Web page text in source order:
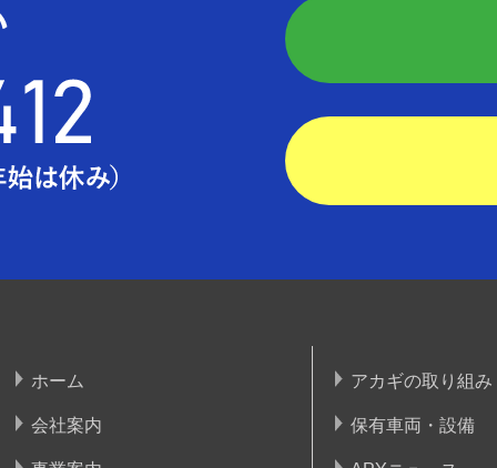
ホーム
会社案内
アカギの取り組み
保有車両・設備